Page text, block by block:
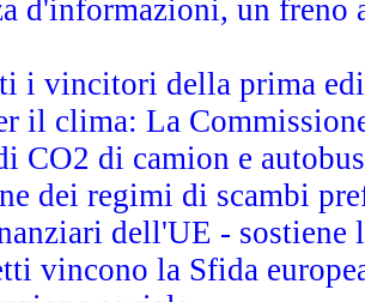
d'informazioni, un
i vincitori della prima
il clima: La
CO2 di camion e autobus
dei regimi di scambi
dell'UE - sostiene
vincono la Sfida